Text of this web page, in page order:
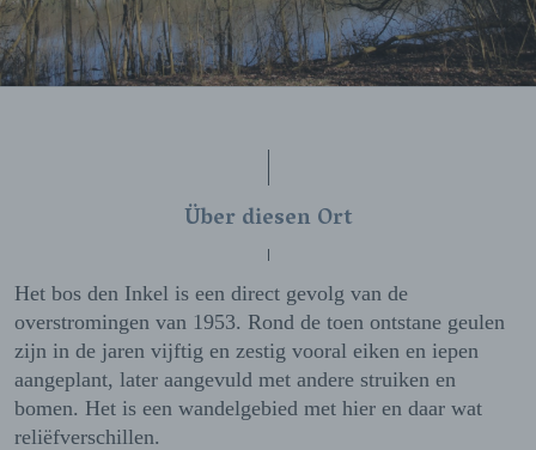
Über diesen Ort
Het bos den Inkel is een direct gevolg van de
overstromingen van 1953. Rond de toen ontstane geulen
zijn in de jaren vijftig en zestig vooral eiken en iepen
aangeplant, later aangevuld met andere struiken en
bomen. Het is een wandelgebied met hier en daar wat
reliëfverschillen.